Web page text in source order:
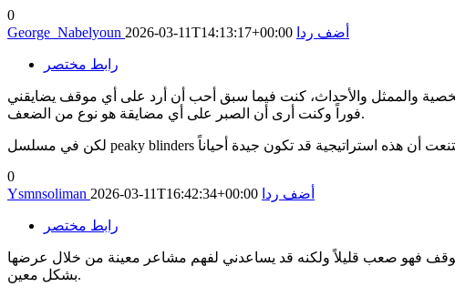
0
George_Nabelyoun 2026-03-11T14:13:17+00:00 أضف ردا
رابط مختصر
والممثل والأحداث، كنت فيما سبق أحب أن أرد على أي موقف يضايقني
فوراً وكنت أرى أن الصبر على أي مضايقة هو نوع من الضعف.
0
Ysmnsoliman 2026-03-11T16:42:34+00:00 أضف ردا
رابط مختصر
موقف فهو صعب قليلاً ولكنه قد يساعدني لفهم مشاعر معينة من خلال عرضها
بشكل معين.